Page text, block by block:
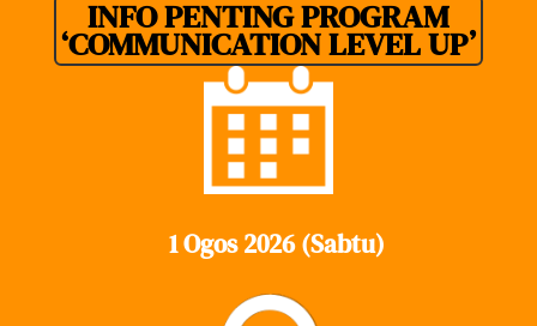
INFO PENTING PROGRAM
‘COMMUNICATION LEVEL UP’
1 Ogos 2026 (Sabtu)